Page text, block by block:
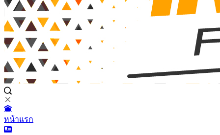
หน้าแรก